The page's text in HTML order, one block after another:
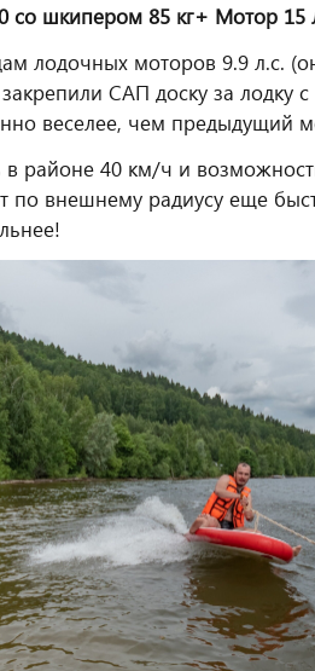
со шкипером 85 кг+ Мотор 15
лодочных моторов 9.9 л.с.
САП доску за лодку
веселее, чем предыдущий
в районе 40 км/ч и
по внешнему радиусу еще